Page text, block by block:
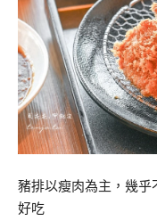
豬排以瘦肉為主，幾
好吃